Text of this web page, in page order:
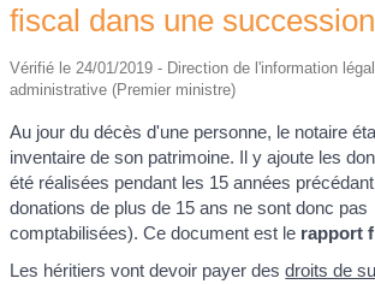
fiscal dans une
Vérifié le 24/01/2019 - Direction de l'information
administrative (Premier ministre)
Au jour du décès d'une personne, le notaire
inventaire de son patrimoine. Il y ajoute les
été réalisées pendant les 15 années
donations de plus de 15 ans ne sont donc pas
comptabilisées). Ce document est le rapport
Les héritiers vont devoir payer desdroits de